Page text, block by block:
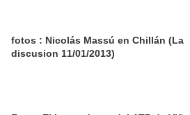
fotos : Nicolás Massú en Chillán (La
discusion 11/01/2013)